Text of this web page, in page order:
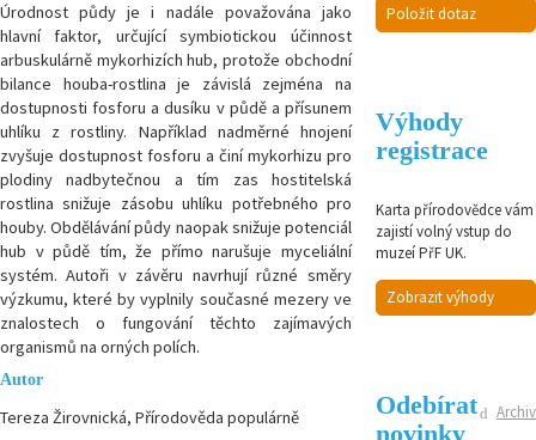
Úrodnost půdy je i nadále považována jako
hlavní faktor, určující symbiotickou účinnost
arbuskulárně mykorhizích hub, protože obchodní
bilance houba-rostlina je závislá zejména na
dostupnosti fosforu a dusíku v půdě a přísunem
uhlíku z rostliny. Například nadměrné hnojení
zvyšuje dostupnost fosforu a činí mykorhizu pro
plodiny nadbytečnou a tím zas hostitelská
rostlina snižuje zásobu uhlíku potřebného pro
houby. Obdělávání půdy naopak snižuje potenciál
hub v půdě tím, že přímo narušuje myceliální
systém. Autoři v závěru navrhují různé směry
výzkumu, které by vyplnily současné mezery ve
znalostech o fungování těchto zajímavých
organismů na orných polích.
Autor
Tereza Žirovnická, Přírodověda populárně
Položit dotaz
Výhody
registrace
Karta přírodovědce vám
zajistí volný vstup do
muzeí PřF UK.
Zobrazit výhody
Archiv
Odebírat
novinky